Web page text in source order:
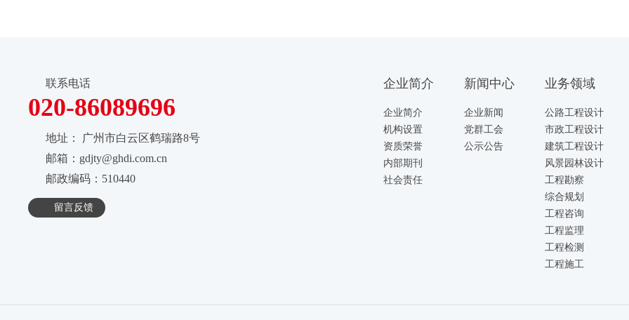
联系电话
020-86089696
地址： 广州市白云区鹤瑞路8号
邮箱：gdjty@ghdi.com.cn
邮政编码：510440
留言反馈
企业简介
企业简介
机构设置
资质荣誉
内部期刊
社会责任
新闻中心
企业新闻
党群工会
公示公告
业务领域
公路工程设计
市政工程设计
建筑工程设计
风景园林设计
工程勘察
综合规划
工程咨询
工程监理
工程检测
工程施工